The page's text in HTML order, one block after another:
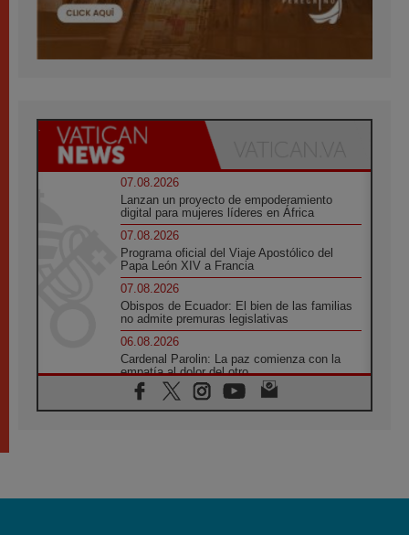
07.08.2026
Lanzan un proyecto de empoderamiento
digital para mujeres líderes en África
07.08.2026
Programa oficial del Viaje Apostólico del
Papa León XIV a Francia
07.08.2026
Obispos de Ecuador: El bien de las familias
no admite premuras legislativas
06.08.2026
Cardenal Parolin: La paz comienza con la
empatía al dolor del otro
06.08.2026
Fray Marco Vianelli: Aprender el Evangelio
06.08.2026